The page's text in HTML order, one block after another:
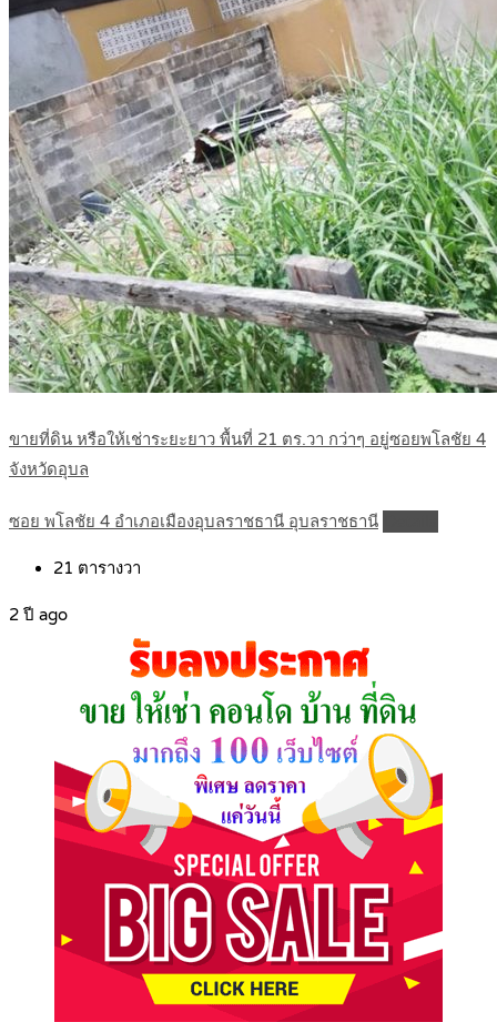
ขายที่ดิน หรือให้เช่าระยะยาว พื้นที่ 21 ตร.วา กว่าๆ อยู่ซอยพโลชัย 4
จังหวัดอุบล
ซอย พโลชัย 4 อำเภอเมืองอุบลราชธานี อุบลราชธานี
21 ตารางวา
2 ปี ago